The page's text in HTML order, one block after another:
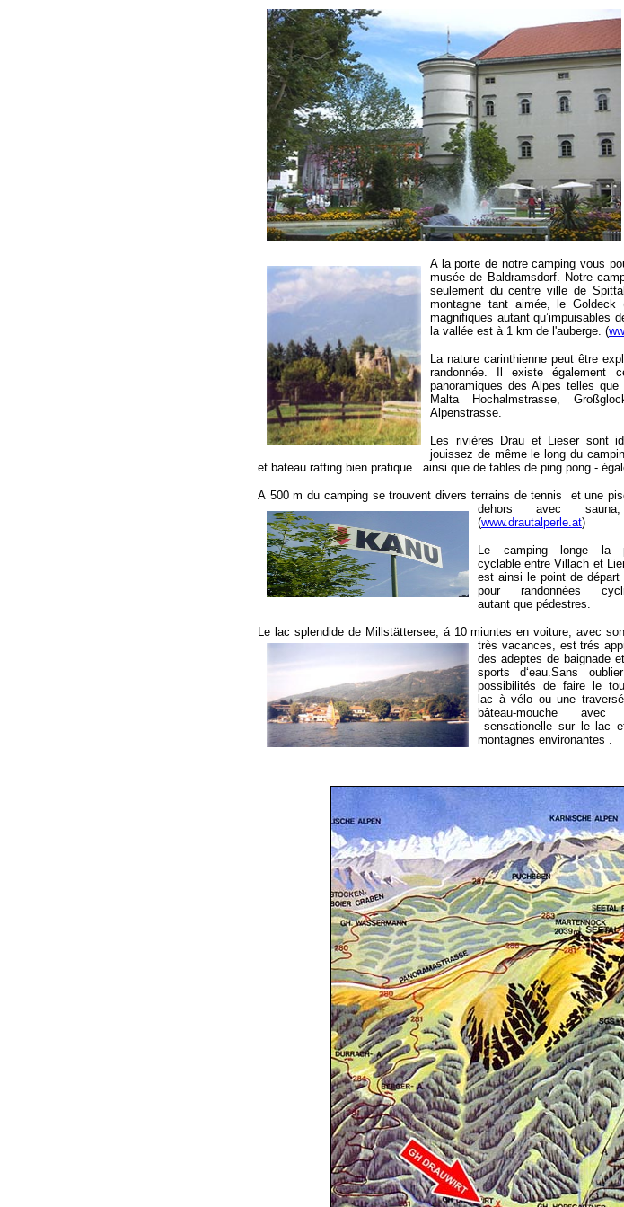
A la porte de notre camping vous
musée de Baldramsdorf. Notre
seulement du centre ville de
montagne tant aimée, le
magnifiques autant qu’impuisables
la vallée est à 1 km de l'auberge. (
La nature carinthienne peut être
randonnée. Il existe également
panoramiques des Alpes telles que
Malta Hochalmstrasse,
Alpenstrasse.
Les rivières Drau et Lieser sont
jouissez de même le long du
et bateau rafting bien pratique ainsi que de tables de ping pong -
A 500 m du camping se trouvent divers terrains de tennis et une
dehors avec
(www.drautalperle.at)
Le camping longe la
cyclable entre Villach et
est ainsi le point de départ
pour randonnées
autant que pédestres.
Le lac splendide de Millstättersee, á 10 miuntes en voiture, avec
très vacances, est trés
des adeptes de baignade
sports d‘eau.Sans
possibilités de faire le
lac à vélo ou une
bâteau-mouche avec
sensationelle sur le lac
montagnes environantes .